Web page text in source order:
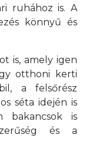
ruhához is. A
könnyű és
is, amely igen
otthoni kerti
a felsőrész
séta idején is
bakancsok is
és a